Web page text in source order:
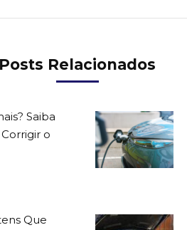
Posts Relacionados
Saiba
o
Que